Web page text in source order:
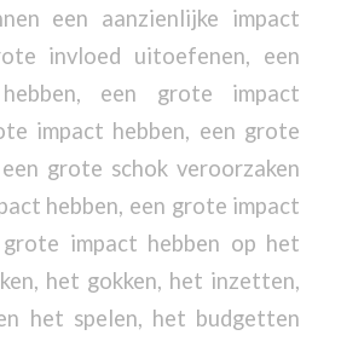
een aanzienlijke impact
invloed uitoefenen, een
een grote impact
impact hebben, een grote
grote schok veroorzaken
hebben, een grote impact
impact hebben op het
het gokken, het inzetten,
het spelen, het budgetten